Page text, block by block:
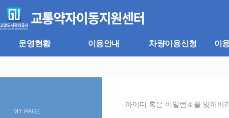
뉴
바
기
바
로
운영현황 이용안내 차량이용신청 이
MY PAGE
아이디 혹은 비밀번호를 잊어버